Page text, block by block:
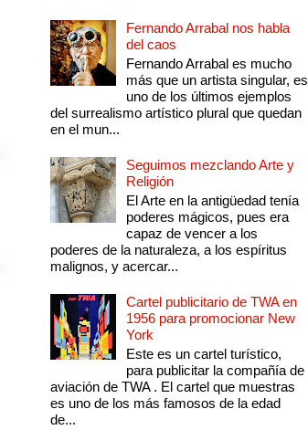
Fernando Arrabal nos habla
del caos
Fernando Arrabal es mucho
más que un artista singular, es
uno de los últimos ejemplos
del surrealismo artístico plural que quedan
en el mun...
Seguimos mezclando Arte y
Religión
El Arte en la antigüedad tenía
poderes mágicos, pues era
capaz de vencer a los
poderes de la naturaleza, a los espíritus
malignos, y acercar...
Cartel publicitario de TWA en
1956 para promocionar New
York
Este es un cartel turístico,
para publicitar la compañía de
aviación de TWA . El cartel que muestras
es uno de los más famosos de la edad
de...